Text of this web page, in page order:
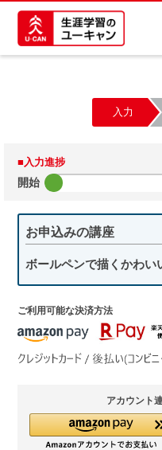
入力
■入力進捗
開始
ご利用可能な決済方法
アカウント
お申込みの講座
ボールペンで描くかわい